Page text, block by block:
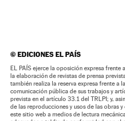
©EDICIONES EL PAÍS
EL PAÍS ejerce la oposición expresa frente
la elaboración de revistas de prensa
también realiza la reserva expresa frente a
comunicación pública de sus trabajos y
prevista en el artículo 33.1 del TRLPI; y,
de las reproducciones y usos de las obras
este sitio web a medios de lectura